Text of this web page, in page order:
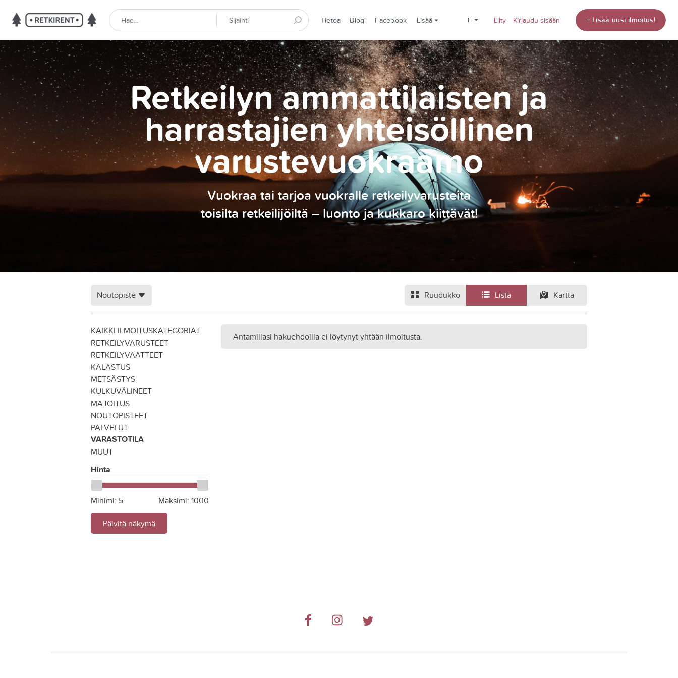
Tietoa Blogi Facebook Lisää fi Liity Kirjaudu sisään + Lisää uusi ilmoitus!
Retkeilyn ammattilaisten ja
harrastajien yhteisöllinen
varustevuokraamo
Vuokraa tai tarjoa vuokralle retkeilyvarusteita
toisilta retkeilijöiltä – luonto ja kukkaro kiittävät!
Ruudukko Lista Kartta
Noutopiste
KAIKKI ILMOITUSKATEGORIAT
RETKEILYVARUSTEET
RETKEILYVAATTEET
KALASTUS
METSÄSTYS
KULKUVÄLINEET
MAJOITUS
NOUTOPISTEET
PALVELUT
VARASTOTILA
MUUT
Hinta
Minimi: 5 Maksimi: 1000
Päivitä näkymä
Antamillasi hakuehdoilla ei löytynyt yhtään ilmoitusta.